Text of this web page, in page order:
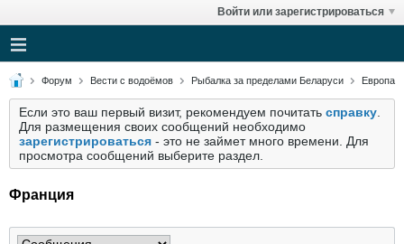
Войти или зарегистрироваться
Форум Вести с водоёмов Рыбалка за пределами Беларуси Европа
Если это ваш первый визит, рекомендуем почитать справку
Для размещения своих сообщений необходимо
зарегистрироваться - это не займет много времени. Для
просмотра сообщений выберите раздел.
Франция